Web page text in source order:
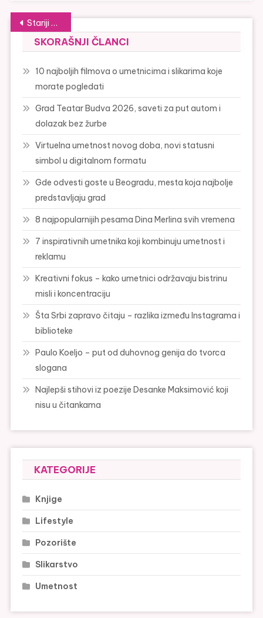
Kretanje
članaka
Stariji članci
SKORAŠNJI ČLANCI
10 najboljih filmova o umetnicima i slikarima koje
morate pogledati
Grad Teatar Budva 2026, saveti za put autom i
dolazak bez žurbe
Virtuelna umetnost novog doba, novi statusni
simbol u digitalnom formatu
Gde odvesti goste u Beogradu, mesta koja najbolje
predstavljaju grad
8 najpopularnijih pesama Dina Merlina svih vremena
7 inspirativnih umetnika koji kombinuju umetnost i
reklamu
Kreativni fokus – kako umetnici održavaju bistrinu
misli i koncentraciju
Šta Srbi zapravo čitaju – razlika između Instagrama i
biblioteke
Paulo Koeljo – put od duhovnog genija do tvorca
slogana
Najlepši stihovi iz poezije Desanke Maksimović koji
nisu u čitankama
KATEGORIJE
Knjige
Lifestyle
Pozorište
Slikarstvo
Umetnost